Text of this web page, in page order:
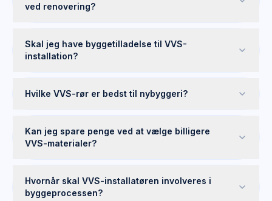
ved renovering?
Skal jeg have byggetilladelse til VVS-
installation?
Hvilke VVS-rør er bedst til nybyggeri?
Kan jeg spare penge ved at vælge billigere
VVS-materialer?
Hvornår skal VVS-installatøren involveres i
byggeprocessen?